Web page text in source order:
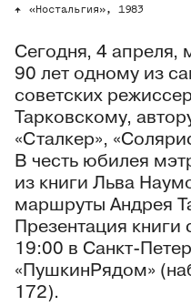
«Ностальгия», 1983
Сегодня, 4 апреля,
90 лет одному из
советских
Тарковскому,
«Сталкер»,
В честь юбилея
из книги Льва
маршруты Андрея
Презентация книги
19:00 в Санкт-
«ПушкинРядом»
172).